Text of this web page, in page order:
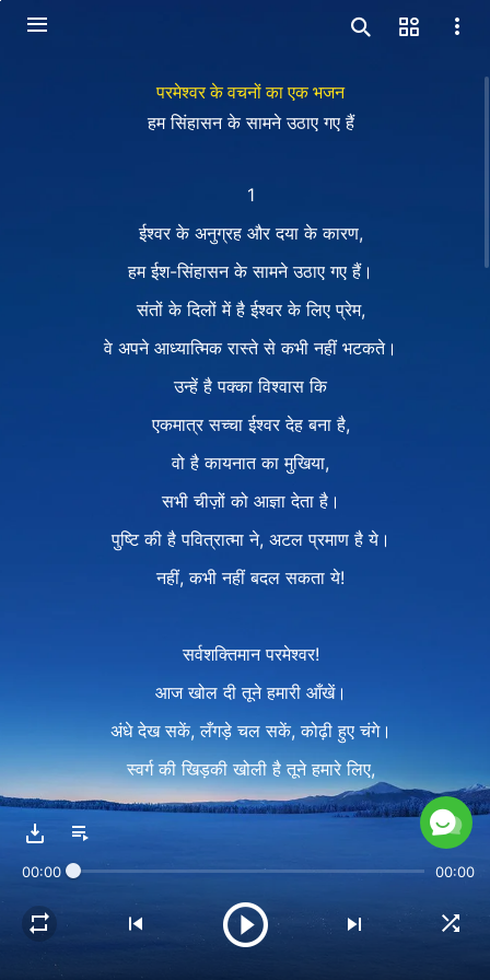
परमेश्वर के वचनों का एक भजन
हम सिंहासन के सामने उठाए गए हैं
1
ईश्वर के अनुग्रह और दया के कारण,
हम ईश-सिंहासन के सामने उठाए गए हैं।
संतों के दिलों में है ईश्वर के लिए प्रेम,
वे अपने आध्यात्मिक रास्ते से कभी नहीं भटकते।
उन्हें है पक्का विश्वास कि
एकमात्र सच्चा ईश्वर देह बना है,
वो है कायनात का मुखिया,
सभी चीज़ों को आज्ञा देता है।
पुष्टि की है पवित्रात्मा ने, अटल प्रमाण है ये।
नहीं, कभी नहीं बदल सकता ये!
सर्वशक्तिमान परमेश्वर!
आज खोल दी तूने हमारी आँखें।
अंधे देख सकें, लँगड़े चल सकें, कोढ़ी हुए चंगे।
स्वर्ग की खिड़की खोली है तूने हमारे लिए,
ताकि हम आध्यात्मिक जगत के राज़ जानें।
ये है तेरा महान काम और दया। हम हैं तेरे गवाह!
00:00 00:00